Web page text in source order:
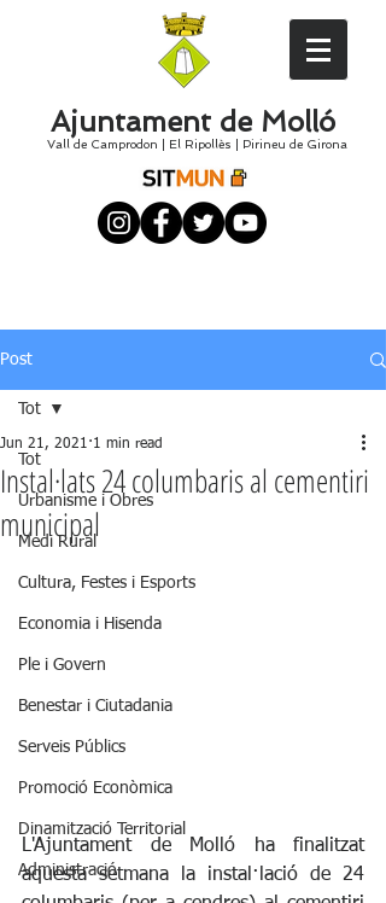
Ajuntament de Molló
Vall de Camprodon El Ripollès Pirineu de Girona
Post
Tot
Urbanisme i Obres
Medi Rural
Cultura, Festes i Esports
Economia i Hisenda
Ple i Govern
Benestar i Ciutadania
Serveis Públics
Promoció Econòmica
Dinamització Territorial
Administració
Tot
Instal·lats 24 columbaris al cementiri
municipal
Jun 21, 2021 1 min read
L'Ajuntament de Molló ha finalitzat
aquesta setmana la instal·lació de 24